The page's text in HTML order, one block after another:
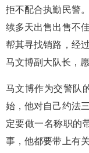
拒不配合执勤民警
续多天出售出售不
帮其寻找销路，经
马文博副大队长，
马文博作为交警队
始，他对自己约法
定要做一名称职的
事，他都要带上有